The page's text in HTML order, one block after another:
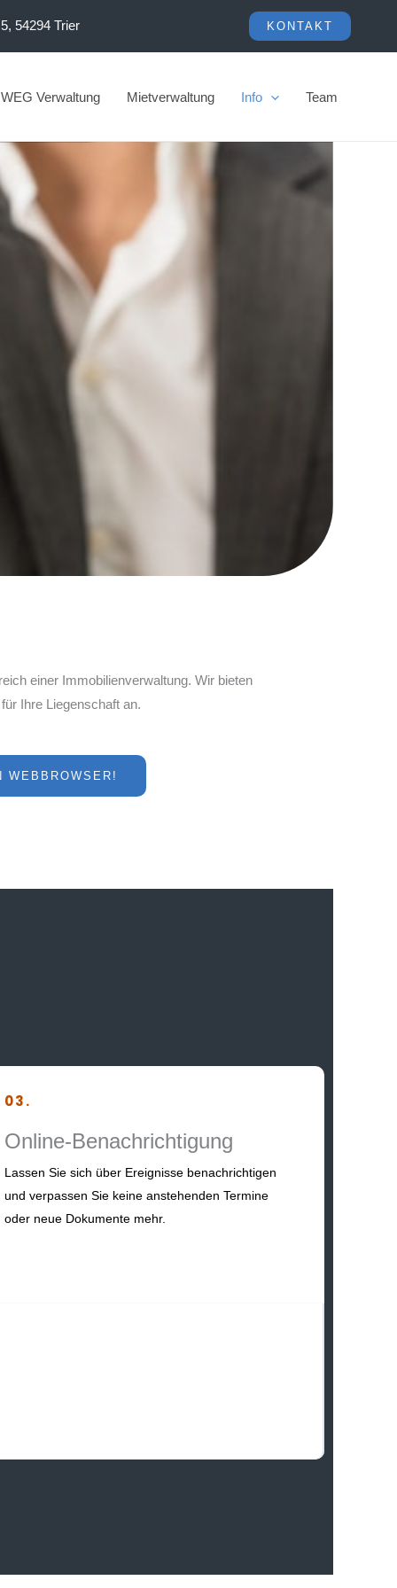
54294 Trier KONTAKT
WEG Verwaltung Mietverwaltung Info Team
einer Immobilienverwaltung. Wir bieten
Ihre Liegenschaft an.
03.
Online-Benachrichtigung
Lassen Sie sich über Ereignisse benachrichtigen
und verpassen Sie keine anstehenden Termine
oder neue Dokumente mehr.